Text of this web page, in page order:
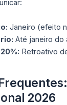
Janeiro (efeito
Até janeiro do
Retroativo
2026